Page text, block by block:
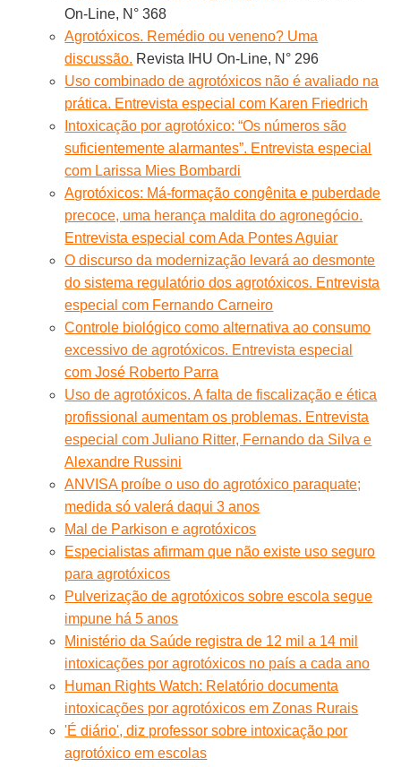
On-Line, N° 368
Agrotóxicos. Remédio ou veneno? Uma
discussão. Revista IHU On-Line, N° 296
Uso combinado de agrotóxicos não é avaliado na
prática. Entrevista especial com Karen Friedrich
Intoxicação por agrotóxico: “Os números são
suficientemente alarmantes”. Entrevista especial
com Larissa Mies Bombardi
Agrotóxicos: Má-formação congênita e puberdade
precoce, uma herança maldita do agronegócio.
Entrevista especial com Ada Pontes Aguiar
O discurso da modernização levará ao desmonte
do sistema regulatório dos agrotóxicos. Entrevista
especial com Fernando Carneiro
Controle biológico como alternativa ao consumo
excessivo de agrotóxicos. Entrevista especial
com José Roberto Parra
Uso de agrotóxicos. A falta de fiscalização e ética
profissional aumentam os problemas. Entrevista
especial com Juliano Ritter, Fernando da Silva e
Alexandre Russini
ANVISA proíbe o uso do agrotóxico paraquate;
medida só valerá daqui 3 anos
Mal de Parkison e agrotóxicos
Especialistas afirmam que não existe uso seguro
para agrotóxicos
Pulverização de agrotóxicos sobre escola segue
impune há 5 anos
Ministério da Saúde registra de 12 mil a 14 mil
intoxicações por agrotóxicos no país a cada ano
Human Rights Watch: Relatório documenta
intoxicações por agrotóxicos em Zonas Rurais
'É diário', diz professor sobre intoxicação por
agrotóxico em escolas